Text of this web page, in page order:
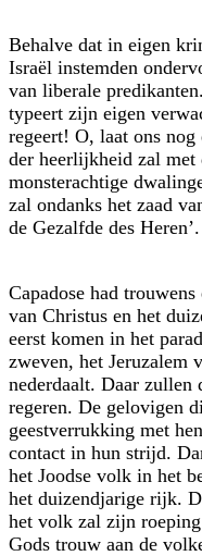
Behalve dat in eigen
Israël instemden
van liberale
typeert zijn eigen
regeert! O, laat ons
der heerlijkheid zal met
monsterachtige
zal ondanks het zaad
de Gezalfde des Heren’.
Capadose had
van Christus en het
eerst komen in het
zweven, het Jeruzalem
nederdaalt. Daar zullen
regeren. De gelovigen
geestverrukking met
contact in hun strijd.
het Joodse volk in het
het duizendjarige rijk.
het volk zal zijn
Gods trouw aan de